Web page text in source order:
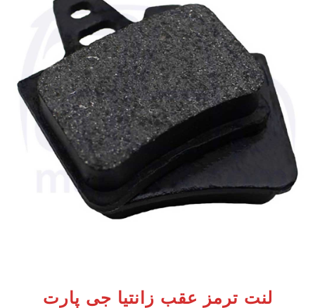
لنت ترمز عقب زانتیا جی پارت